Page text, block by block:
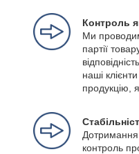
Контроль
Ми
партії
наші
продукцію,
Дотримання
контроль